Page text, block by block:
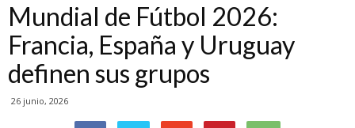
Mundial de Fútbol 2026:
Francia, España y Uruguay
definen sus grupos
26 junio, 2026